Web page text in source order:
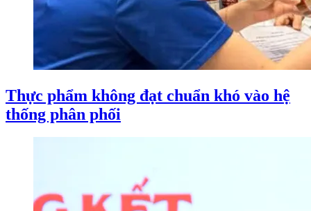
Thực phẩm không đạt chuẩn khó vào hệ
thống phân phối